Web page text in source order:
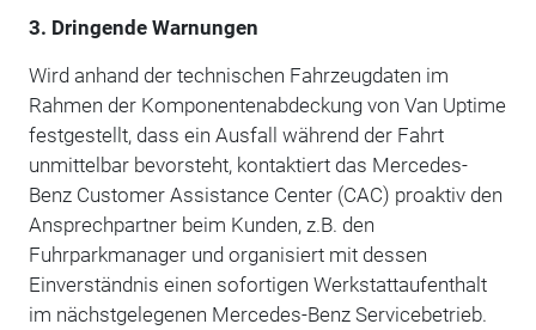
3. Dringende Warnungen
Wird anhand der technischen Fahrzeugdaten im
Rahmen der Komponentenabdeckung von Van Uptime
festgestellt, dass ein Ausfall während der Fahrt
unmittelbar bevorsteht, kontaktiert das Mercedes-
Benz Customer Assistance Center (CAC) proaktiv den
Ansprechpartner beim Kunden, z.B. den
Fuhrparkmanager und organisiert mit dessen
Einverständnis einen sofortigen Werkstattaufenthalt
im nächstgelegenen Mercedes-Benz Servicebetrieb.